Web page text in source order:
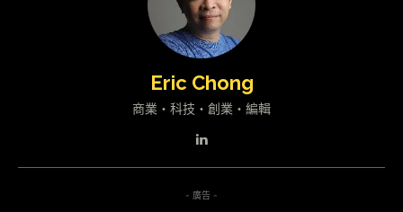
Eric Chong
商業・科技・創業・編輯
- 廣告 -